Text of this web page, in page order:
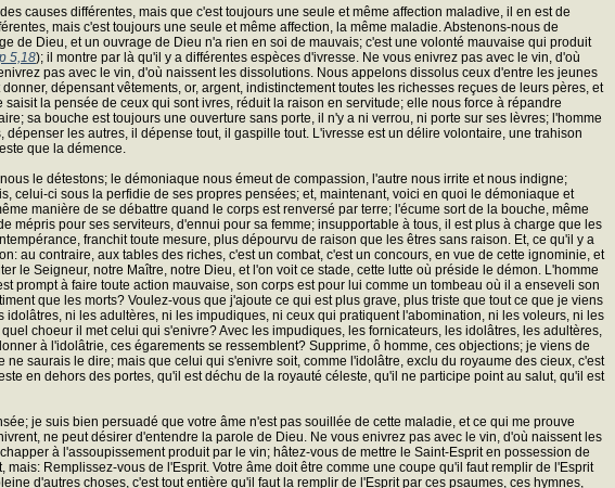
causes différentes, mais que c'est toujours une seule et même affection maladive, il en est de
mais c'est toujours une seule et même affection, la même maladie. Abstenons-nous de
de Dieu, et un ouvrage de Dieu n'a rien en soi de mauvais; c'est une volonté mauvaise qui produit
5,18); il montre par là qu'il y a différentes espèces d'ivresse. Ne vous enivrez pas avec le vin, d'où
pas avec le vin, d'où naissent les dissolutions. Nous appelons dissolus ceux d'entre les jeunes
dépensant vêtements, or, argent, indistinctement toutes les richesses reçues de leurs pères, et
la pensée de ceux qui sont ivres, réduit la raison en servitude; elle nous force à répandre
sa bouche est toujours une ouverture sans porte, il n'y a ni verrou, ni porte sur ses lèvres; l'homme
les autres, il dépense tout, il gaspille tout. L'ivresse est un délire volontaire, une trahison
que la démence.
le détestons; le démoniaque nous émeut de compassion, l'autre nous irrite et nous indigne;
ci sous la perfidie de ses propres pensées; et, maintenant, voici en quoi le démoniaque et
manière de se débattre quand le corps est renversé par terre; l'écume sort de la bouche, même
pour ses serviteurs, d'ennui pour sa femme; insupportable à tous, il est plus à charge que les
franchit toute mesure, plus dépourvu de raison que les êtres sans raison. Et, ce qu'il y a
au contraire, aux tables des riches, c'est un combat, c'est un concours, en vue de cette ignominie, et
Seigneur, notre Maître, notre Dieu, et l'on voit ce stade, cette lutte où préside le démon. L'homme
prompt à faire toute action mauvaise, son corps est pour lui comme un tombeau où il a enseveli son
que les morts? Voulez-vous que j'ajoute ce qui est plus grave, plus triste que tout ce que je viens
ni les adultères, ni les impudiques, ni ceux qui pratiquent l'abomination, ni les voleurs, ni les
choeur il met celui qui s'enivre? Avec les impudiques, les fornicateurs, les idolâtres, les adultères,
à l'idolâtrie, ces égarements se ressemblent? Supprime, ô homme, ces objections; je viens de
saurais le dire; mais que celui qui s'enivre soit, comme l'idolâtre, exclu du royaume des cieux, c'est
en dehors des portes, qu'il est déchu de la royauté céleste, qu'il ne participe point au salut, qu'il est
je suis bien persuadé que votre âme n'est pas souillée de cette maladie, et ce qui me prouve
ne peut désirer d'entendre la parole de Dieu. Ne vous enivrez pas avec le vin, d'où naissent les
à l'assoupissement produit par le vin; hâtez-vous de mettre le Saint-Esprit en possession de
Remplissez-vous de l'Esprit. Votre âme doit être comme une coupe qu'il faut remplir de l'Esprit
d'autres choses, c'est tout entière qu'il faut la remplir de l'Esprit par ces psaumes, ces hymnes,